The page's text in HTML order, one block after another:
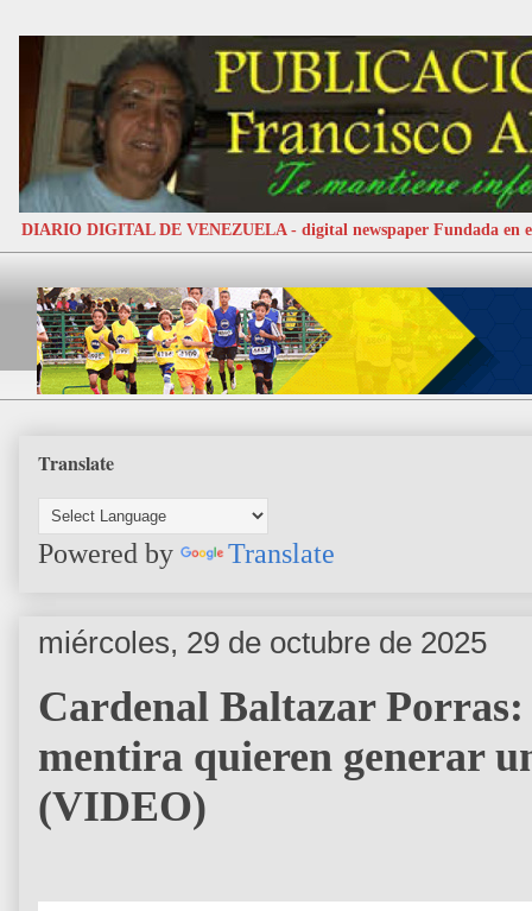
DIARIO DIGITAL DE VENEZUELA - digital newspaper Fundada en
Translate
Powered by Translate
miércoles, 29 de octubre de 2025
Cardenal Baltazar
mentira quieren generar
(VIDEO)